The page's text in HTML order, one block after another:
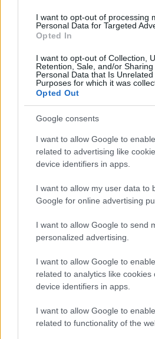
I want to opt-out of processing
Personal Data for Targeted
Opted In
I want to opt-out of Collection,
Retention, Sale, and/or
Personal Data that Is
Purposes for which it was
Opted Out
Google consents
I want to allow Google to
related to advertising like
device identifiers in apps.
I want to allow my user data to
Google for online advertising
I want to allow Google to send
personalized advertising.
I want to allow Google to
related to analytics like cookies
device identifiers in apps.
I want to allow Google to
related to functionality of the
is
loading.
modal
A spanyol pilóta nyílt törést
vasárnap visszatért
kedden reggel a Dexeus
Xavier Mir vezetésével
helyreállítását célzó
EZEKET IS AJÁNLJUK
FORMA-1
Hiába a